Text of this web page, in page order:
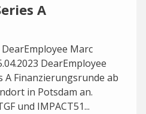
A
Marc
DearEmployee
A Finanzierungsrunde ab
in Potsdam an.
und IMPACT51...